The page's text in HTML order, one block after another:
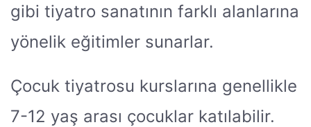
gibi tiyatro sanatının farklı alanlarına
yönelik eğitimler sunarlar.
Çocuk tiyatrosu kurslarına genellikle
7-12 yaş arası çocuklar katılabilir.